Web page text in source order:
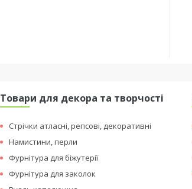
Товари для декора та творчості
Стрічки атласні, репсові, декоративні
Намистини, перли
Фурнітура для біжутерії
Фурнітура для заколок